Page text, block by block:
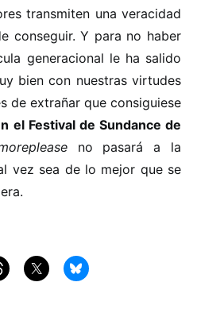
transmiten una veracidad
conseguir. Y para no haber
generacional le ha salido
bien con nuestras virtudes
de extrañar que consiguiese
el Festival de Sundance de
no pasará a la
vez sea de lo mejor que se